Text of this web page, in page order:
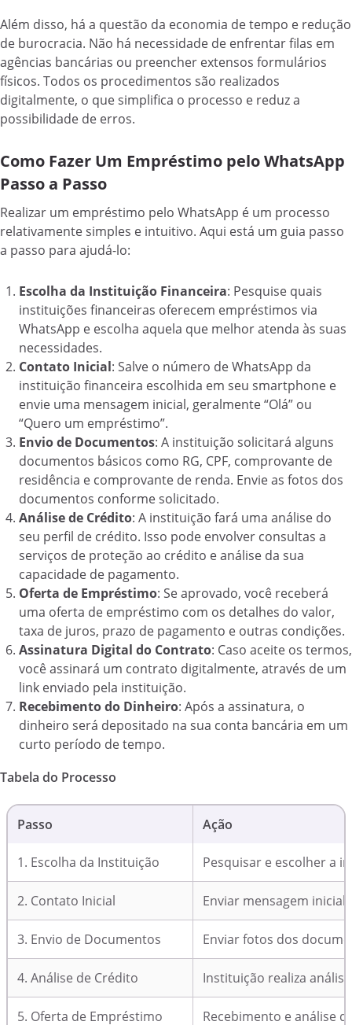
Além disso, há a questão da economia de tempo e redução
de burocracia. Não há necessidade de enfrentar filas em
agências bancárias ou preencher extensos formulários
físicos. Todos os procedimentos são realizados
digitalmente, o que simplifica o processo e reduz a
possibilidade de erros.
Como Fazer Um Empréstimo pelo WhatsApp
Passo a Passo
Realizar um empréstimo pelo WhatsApp é um processo
relativamente simples e intuitivo. Aqui está um guia passo
a passo para ajudá-lo:
Escolha da Instituição Financeira: Pesquise quais
instituições financeiras oferecem empréstimos via
WhatsApp e escolha aquela que melhor atenda às suas
necessidades.
Contato Inicial: Salve o número de WhatsApp da
instituição financeira escolhida em seu smartphone e
envie uma mensagem inicial, geralmente “Olá” ou
“Quero um empréstimo”.
Envio de Documentos: A instituição solicitará alguns
documentos básicos como RG, CPF, comprovante de
residência e comprovante de renda. Envie as fotos dos
documentos conforme solicitado.
Análise de Crédito: A instituição fará uma análise do
seu perfil de crédito. Isso pode envolver consultas a
serviços de proteção ao crédito e análise da sua
capacidade de pagamento.
Oferta de Empréstimo: Se aprovado, você receberá
uma oferta de empréstimo com os detalhes do valor,
taxa de juros, prazo de pagamento e outras condições.
Assinatura Digital do Contrato: Caso aceite os termos,
você assinará um contrato digitalmente, através de um
link enviado pela instituição.
Recebimento do Dinheiro: Após a assinatura, o
dinheiro será depositado na sua conta bancária em um
curto período de tempo.
Tabela do Processo
Passo Ação
1. Escolha da Instituição Pesquisar e escolher a
2. Contato Inicial Enviar mensagem inicial
3. Envio de Documentos Enviar fotos dos
4. Análise de Crédito Instituição realiza
5. Oferta de Empréstimo Recebimento e análise